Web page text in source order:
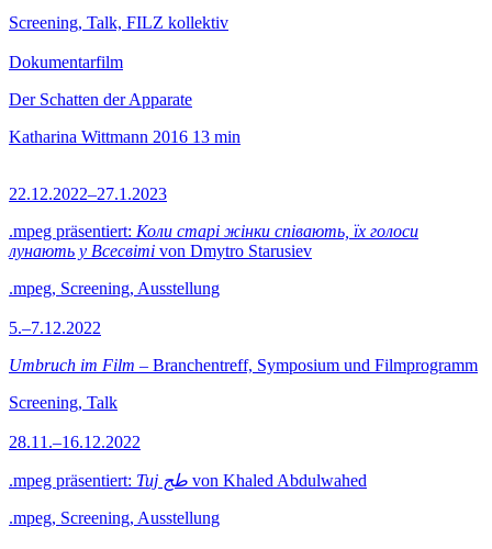
Screening, Talk, FILZ kollektiv
Dokumentarfilm
Der Schatten der Apparate
Katharina Wittmann 2016 13 min
22.12.2022–27.1.2023
.mpeg präsentiert: Коли старі жінки співають, їх голоси
лунають у Всесвіті von Dmytro Starusiev
.mpeg, Screening, Ausstellung
5.–7.12.2022
Umbruch im Film – Branchentreff, Symposium und Filmprogramm
Screening, Talk
28.11.–16.12.2022
.mpeg präsentiert: Tuj طج von Khaled Abdulwahed
.mpeg, Screening, Ausstellung